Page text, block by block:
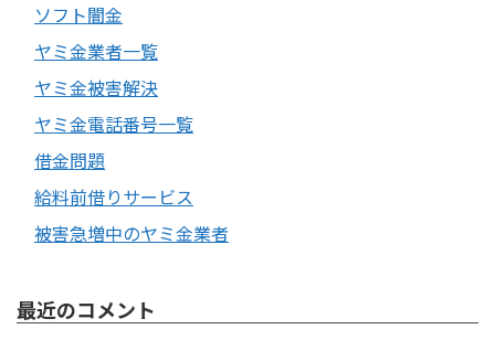
ソフト闇金
ヤミ金業者一覧
ヤミ金被害解決
ヤミ金電話番号一覧
借金問題
給料前借りサービス
被害急増中のヤミ金業者
最近のコメント